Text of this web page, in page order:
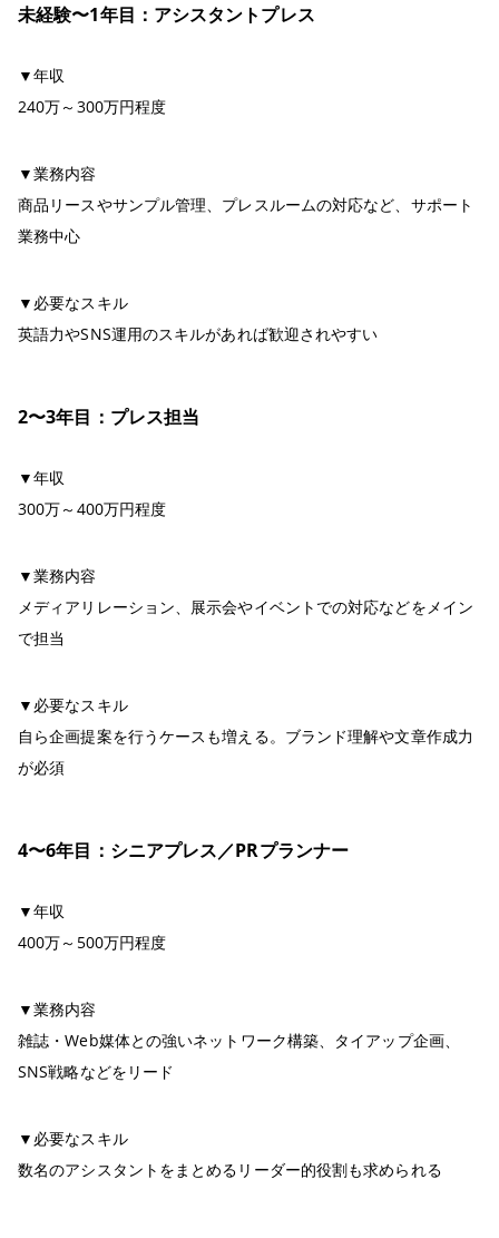
未経験〜1年目：アシスタントプレス
▼年収
240万～300万円程度
▼業務内容
商品リースやサンプル管理、プレスルームの対応など、サポート
業務中心
▼必要なスキル
英語力やSNS運用のスキルがあれば歓迎されやすい
2〜3年目：プレス担当
▼年収
300万～400万円程度
▼業務内容
メディアリレーション、展示会やイベントでの対応などをメイン
で担当
▼必要なスキル
自ら企画提案を行うケースも増える。ブランド理解や文章作成力
が必須
4〜6年目：シニアプレス／PRプランナー
▼年収
400万～500万円程度
▼業務内容
雑誌・Web媒体との強いネットワーク構築、タイアップ企画、
SNS戦略などをリード
▼必要なスキル
数名のアシスタントをまとめるリーダー的役割も求められる